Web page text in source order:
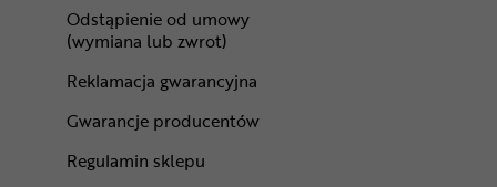
Odstąpienie od umowy
(wymiana lub zwrot)
Reklamacja gwarancyjna
Gwarancje producentów
Regulamin sklepu